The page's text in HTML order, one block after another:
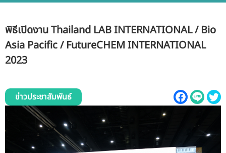
บุคลากรสถาบัน
ติดต่อเรา
สายตรงผู้บริหาร
พิธีเปิดงาน Thailand LAB INTERNATIONAL / Bio
Asia Pacific / FutureCHEM INTERNATIONAL
2023
ข่าวประชาสัมพันธ์